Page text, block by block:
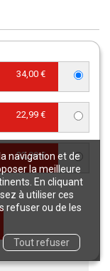
navigation et de
la meilleure
En cliquant
à utiliser ces
refuser ou de les
Tout refuser
34,00 €
22,99 €
22,99 €